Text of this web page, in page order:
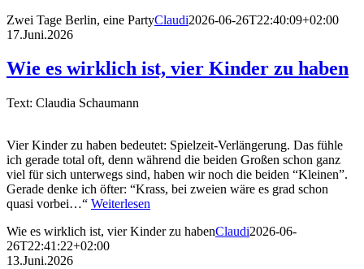
Zwei Tage Berlin, eine PartyClaudi2026-06-26T22:40:09+02:00
17.Juni.2026
Wie es wirklich ist, vier Kinder zu haben
Text: Claudia Schaumann
Vier Kinder zu haben bedeutet: Spielzeit-Verlängerung. Das fühle
ich gerade total oft, denn während die beiden Großen schon ganz
viel für sich unterwegs sind, haben wir noch die beiden “Kleinen”.
Gerade denke ich öfter: “Krass, bei zweien wäre es grad schon
quasi vorbei…“ Weiterlesen
Wie es wirklich ist, vier Kinder zu habenClaudi2026-06-
26T22:41:22+02:00
13.Juni.2026